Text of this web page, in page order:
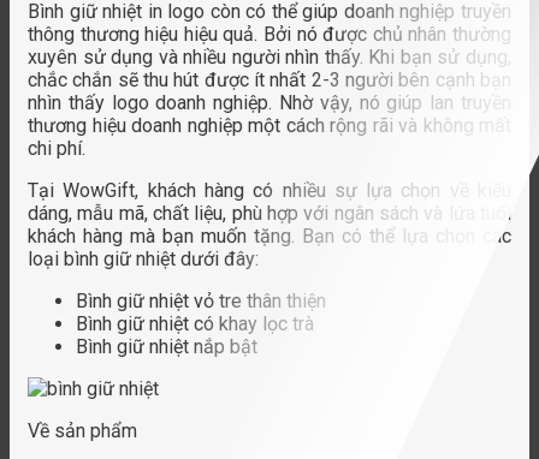
Bình giữ nhiệt in logo còn có thể giúp doanh nghiệp truyền
thông thương hiệu hiệu quả. Bởi nó được chủ nhân thường
xuyên sử dụng và nhiều người nhìn thấy. Khi bạn sử dụng,
chắc chắn sẽ thu hút được ít nhất 2-3 người bên cạnh bạn
nhìn thấy logo doanh nghiệp. Nhờ vậy, nó giúp lan truyền
thương hiệu doanh nghiệp một cách rộng rãi và không mất
chi phí.
Tại WowGift, khách hàng có nhiều sự lựa chọn về kiểu
dáng, mẫu mã, chất liệu, phù hợp với ngân sách và lứa tuổi
khách hàng mà bạn muốn tặng. Bạn có thể lựa chọn các
loại bình giữ nhiệt dưới đây:
Bình giữ nhiệt vỏ tre thân thiện
Bình giữ nhiệt có khay lọc trà
Bình giữ nhiệt nắp bật
Về sản phẩm